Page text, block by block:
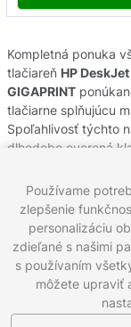
Kompletná ponuka
tlačiareň HP
GIGAPRINT
tlačiarne splňujúcu
Spoľahlivosť týchto
dlhodobo overená
Originálne
oficiálnej
poradiť s výberom
zákaznícky servis,
Zavolajte nám:
Napíšte nám:
Používame
zlepšenie
personalizáciu
zdieľané s našimi
s používaním
môžete upraviť